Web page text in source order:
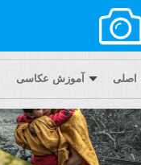
اصلی آموزش عکاسی